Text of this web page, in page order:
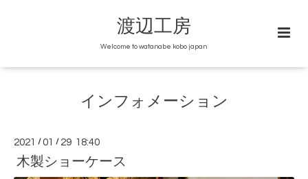
渡辺工房
Welcome to watanabe kobo japan
インフォメーション
2021 /01 / 29 18:40
木製ショーケース